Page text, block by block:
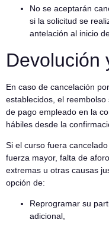
No se aceptarán
si la solicitud se
antelación al inicio
Devolución
En caso de cancelación
establecidos, el
de pago empleado en la
hábiles desde la
Si el curso fuera
fuerza mayor, falta de
extremas u otras causas
opción de:
Reprogramar su
adicional,